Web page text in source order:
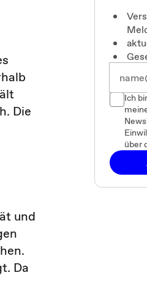
Die
und
Da
Ich
über